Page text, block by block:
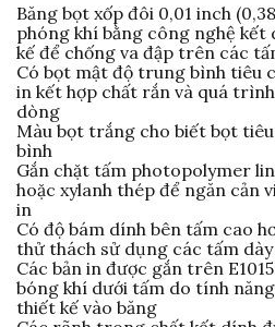
Băng bọt xốp đôi 0,01 inch
phóng khí bằng công nghệ
kế để chống va đập trên các
Có bọt mật độ trung bình tiêu
in kết hợp chất rắn và quá
dòng
Màu bọt trắng cho biết bọt
bình
Gắn chặt tấm photopolymer
hoặc xylanh thép để ngăn cản
in
Có độ bám dính bên tấm cao
thử thách sử dụng các tấm
Các bản in được gắn trên
bóng khí dưới tấm do tính
thiết kế vào băng